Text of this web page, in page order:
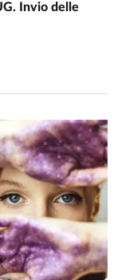
Invio delle